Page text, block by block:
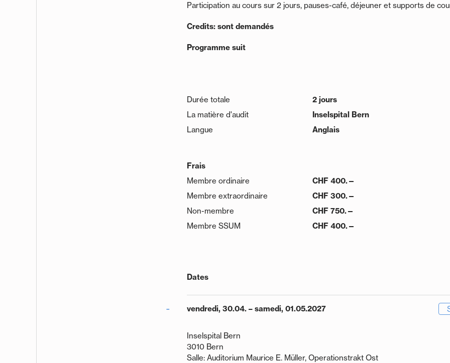
Participation au cours sur 2 jours, pauses-café, déjeuner et supports de
Credits: sont demandés
Programme suit
Durée totale
2 jours
La matière d'audit
Inselspital Bern
Langue
Anglais
Frais
Membre ordinaire
CHF 400.—
Membre extraordinaire
CHF 300.—
Non-membre
CHF 750.—
Membre SSUM
CHF 400.—
Dates
vendredi, 30.04. – samedi, 01.05.2027
Inselspital Bern
3010 Bern
Salle: Auditorium Maurice E. Müller, Operationstrakt Ost